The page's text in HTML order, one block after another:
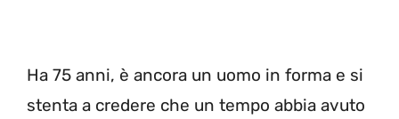
Ha 75 anni, è ancora un uomo in forma e si
stenta a credere che un tempo abbia avuto